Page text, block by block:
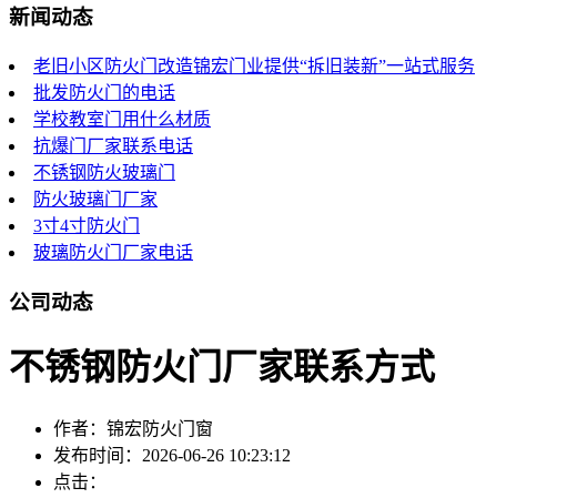
新闻动态
老旧小区防火门改造锦宏门业提供“拆旧装新”一站式服务
批发防火门的电话
学校教室门用什么材质
抗爆门厂家联系电话
不锈钢防火玻璃门
防火玻璃门厂家
3寸4寸防火门
玻璃防火门厂家电话
公司动态
不锈钢防火门厂家联系方式
作者：锦宏防火门窗
发布时间：2026-06-26 10:23:12
点击：